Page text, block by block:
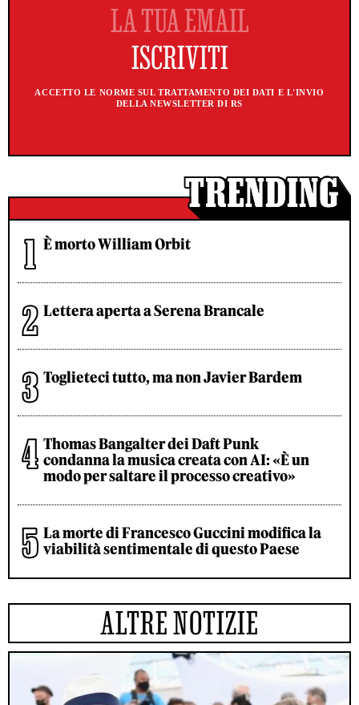
ACCETTO LE NORME SUL TRATTAMENTO DEI DATI E L'INVIO
DELLA NEWSLETTER DI RS
È morto William Orbit
Lettera aperta a Serena Brancale
Toglieteci tutto, ma non Javier Bardem
Thomas Bangalter dei Daft Punk
condanna la musica creata con AI: «È un
modo per saltare il processo creativo»
La morte di Francesco Guccini modifica la
viabilità sentimentale di questo Paese
ALTRE NOTIZIE